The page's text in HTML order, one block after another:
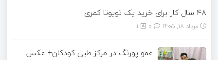
۴۸ سال کار برای خرید یک تویوتا کمری
مرداد ۱۸, ۱۴۰۵ 1
عمو پورنگ در مرکز طبی کودکان+ عکس